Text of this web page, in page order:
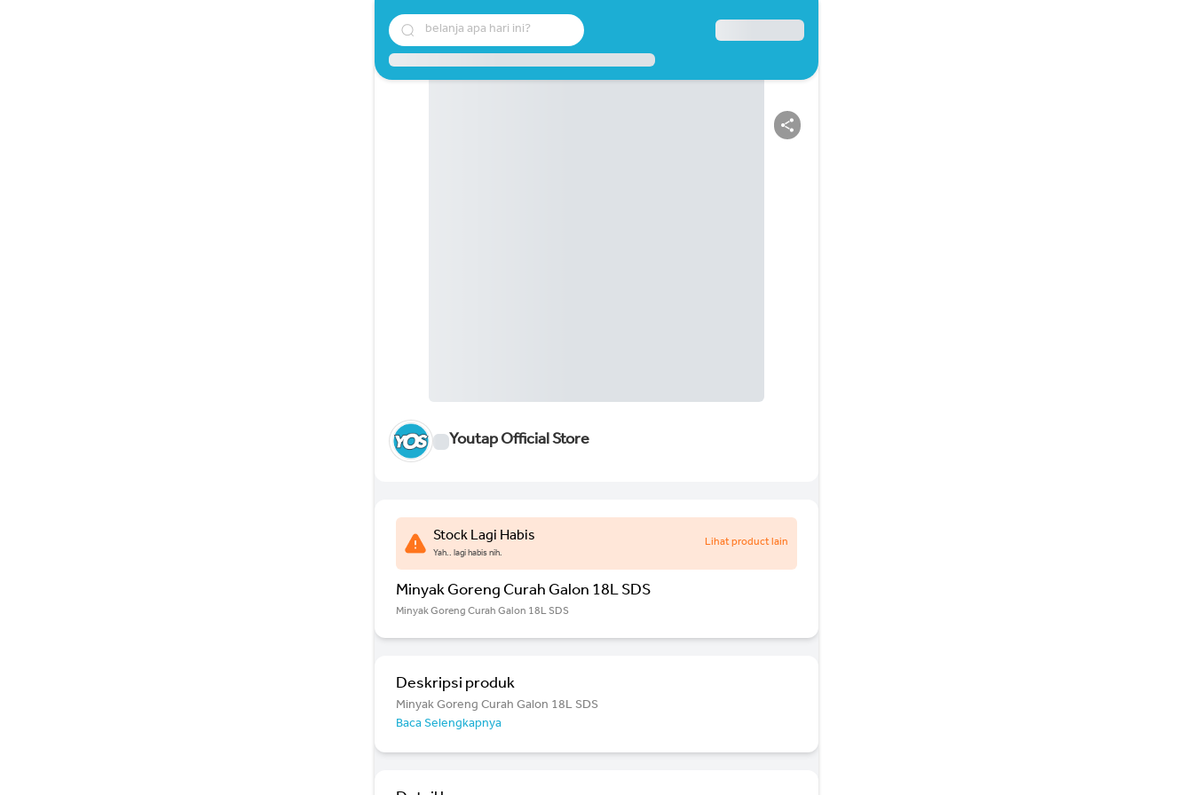
belanja apa hari ini?
Youtap Official Store
Stock Lagi Habis
Yah.. lagi habis nih.
Lihat product lain
Minyak Goreng Curah Galon 18L SDS
Minyak Goreng Curah Galon 18L SDS
Deskripsi produk
Minyak Goreng Curah Galon 18L SDS
Baca Selengkapnya